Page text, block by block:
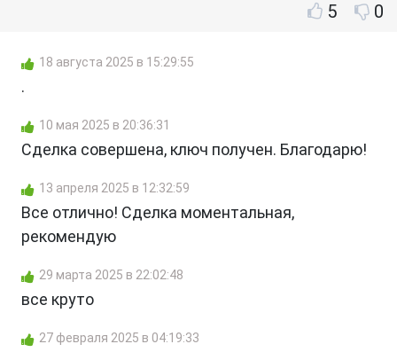
5
0
18 августа 2025 в 15:29:55
.
10 мая 2025 в 20:36:31
Сделка совершена, ключ получен. Благодарю!
13 апреля 2025 в 12:32:59
Все отлично! Сделка моментальная,
рекомендую
29 марта 2025 в 22:02:48
все круто
27 февраля 2025 в 04:19:33